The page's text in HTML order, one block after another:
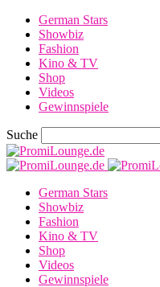
German Stars
Showbiz
Fashion
Kino & TV
Shop
Videos
Gewinnspiele
Suche
German Stars
Showbiz
Fashion
Kino & TV
Shop
Videos
Gewinnspiele